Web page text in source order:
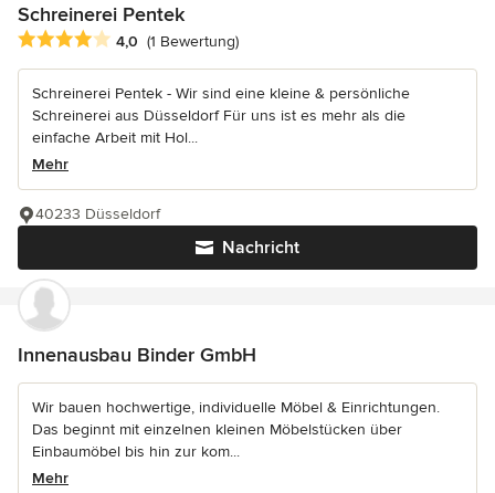
Schreinerei Pentek
Durchschnittliche Bewertung: 4 von 5 Sternen
4,0 (1 Bewertung)
Schreinerei Pentek - Wir sind eine kleine & persönliche
Schreinerei aus Düsseldorf Für uns ist es mehr als die
einfache Arbeit mit Hol...
Mehr
Nachricht
40233 Düsseldorf
Innenausbau Binder GmbH
Wir bauen hochwertige, individuelle Möbel & Einrichtungen.
Das beginnt mit einzelnen kleinen Möbelstücken über
Einbaumöbel bis hin zur kom...
Mehr